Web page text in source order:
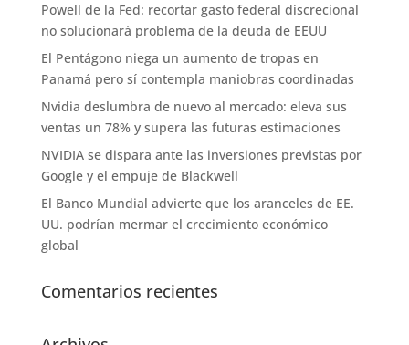
Powell de la Fed: recortar gasto federal discrecional
no solucionará problema de la deuda de EEUU
El Pentágono niega un aumento de tropas en
Panamá pero sí contempla maniobras coordinadas
Nvidia deslumbra de nuevo al mercado: eleva sus
ventas un 78% y supera las futuras estimaciones
NVIDIA se dispara ante las inversiones previstas por
Google y el empuje de Blackwell
El Banco Mundial advierte que los aranceles de EE.
UU. podrían mermar el crecimiento económico
global
Comentarios recientes